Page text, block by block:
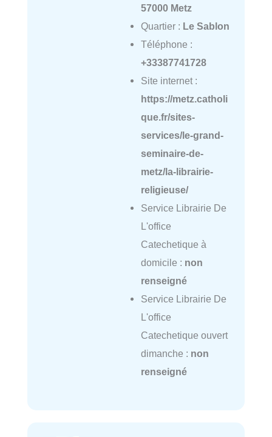
57000 Metz
Quartier : Le Sablon
Téléphone :
+33387741728
Site internet :
https://metz.catholi
que.fr/sites-
services/le-grand-
seminaire-de-
metz/la-librairie-
religieuse/
Service Librairie De
L'office
Catechetique à
domicile : non
renseigné
Service Librairie De
L'office
Catechetique ouvert
dimanche : non
renseigné